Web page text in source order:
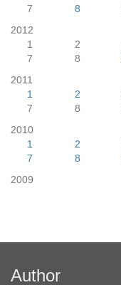
7
8
2012
1
2
7
8
2011
1
2
7
8
2010
1
2
7
8
2009
Author